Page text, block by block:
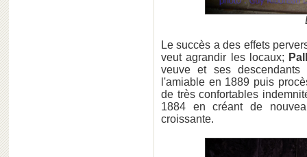
Le succès a des effets
veut agrandir les locaux;
veuve et ses
l'amiable en 1889 puis
de très confortables
1884 en créant de
croissante.